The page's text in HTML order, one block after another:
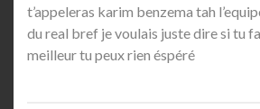
t’appeleras karim benzema tah
du real bref je voulais juste dire si tu
meilleur tu peux rien éspéré